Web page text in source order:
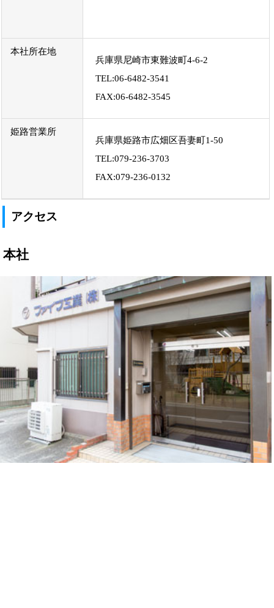
本社所在地
兵庫県尼崎市東難波町4-6-2
TEL:06-6482-3541
FAX:06-6482-3545
姫路営業所
兵庫県姫路市広畑区吾妻町1-50
TEL:079-236-3703
FAX:079-236-0132
アクセス
本社